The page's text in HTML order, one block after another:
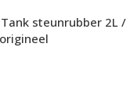
steunrubber 2L /